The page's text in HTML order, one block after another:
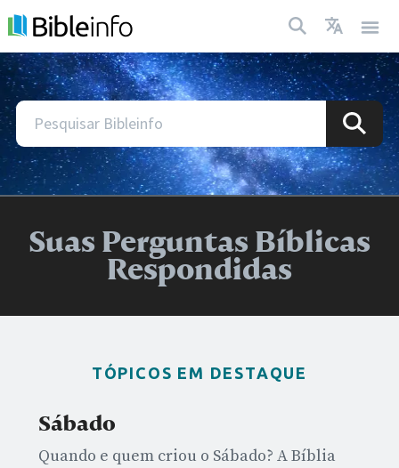
Suas Perguntas Bíblicas
Respondidas
TÓPICOS EM DESTAQUE
Sábado
Quando e quem criou o Sábado? A Bíblia